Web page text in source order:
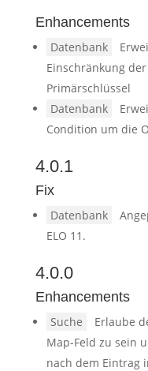
Enhancements
Datenbank
Einschränkung
Primärschlüssel
Datenbank
Condition um die
4.0.1
Fix
Datenbank
ELO 11.
4.0.0
Enhancements
Suche
Erlaube
Map-Feld zu sein
nach dem Eintrag